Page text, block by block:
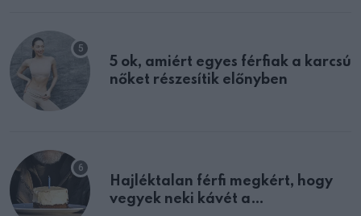
5 ok, amiért egyes férfiak a karcsú
nőket részesítik előnyben
Hajléktalan férfi megkért, hogy
vegyek neki kávét a